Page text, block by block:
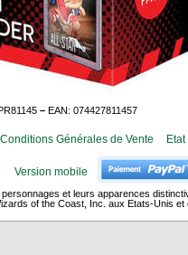
– EAN: 074427811457
Conditions Générales de Vente
Version mobile
et leurs apparences
of the Coast, Inc. aux Etats-Unis